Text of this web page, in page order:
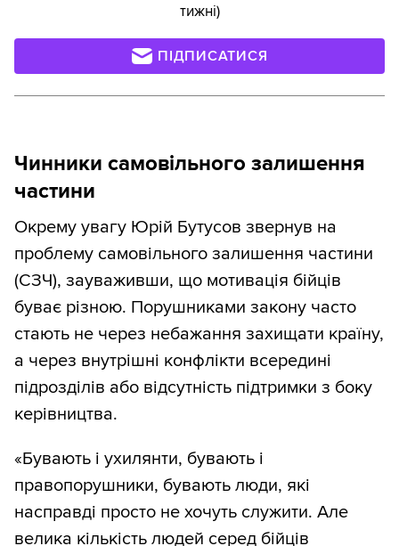
тижні)
ПІДПИСАТИСЯ
Чинники самовільного залишення
частини
Окрему увагу Юрій Бутусов звернув на
проблему самовільного залишення частини
(СЗЧ), зауваживши, що мотивація бійців
буває різною. Порушниками закону часто
стають не через небажання захищати країну,
а через внутрішні конфлікти всередині
підрозділів або відсутність підтримки з боку
керівництва.
«Бувають і ухилянти, бувають і
правопорушники, бувають люди, які
насправді просто не хочуть служити. Але
велика кількість людей серед бійців